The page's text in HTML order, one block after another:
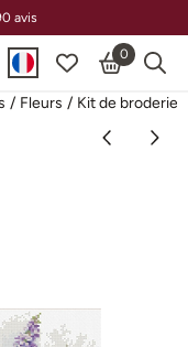
les
avis
0
/ Fleurs / Kit de broderie